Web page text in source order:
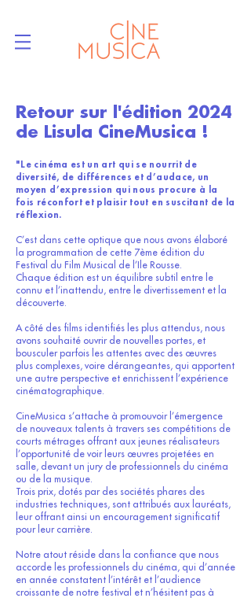
Retour sur l'édition 2024
de Lisula CineMusica !
"Le cinéma est un art qui se nourrit de
diversité, de différences et d’audace, un
moyen d’expression qui nous procure à la
fois réconfort et plaisir tout en suscitant de la
réflexion.
C’est dans cette optique que nous avons élaboré
la programmation de cette 7ème édition du
Festival du Film Musical de l’Ile Rousse.
Chaque édition est un équilibre subtil entre le
connu et l’inattendu, entre le divertissement et la
découverte.
A côté des films identifiés les plus attendus, nous
avons souhaité ouvrir de nouvelles portes, et
bousculer parfois les attentes avec des œuvres
plus complexes, voire dérangeantes, qui apportent
une autre perspective et enrichissent l’expérience
cinématographique.
CineMusica s’attache à promouvoir l’émergence
de nouveaux talents à travers ses compétitions de
courts métrages offrant aux jeunes réalisateurs
l’opportunité de voir leurs œuvres projetées en
salle, devant un jury de professionnels du cinéma
ou de la musique.
Trois prix, dotés par des sociétés phares des
industries techniques, sont attribués aux lauréats,
leur offrant ainsi un encouragement significatif
pour leur carrière.
Notre atout réside dans la confiance que nous
accorde les professionnels du cinéma, qui d’année
en année constatent l’intérêt et l’audience
croissante de notre festival et n’hésitent pas à